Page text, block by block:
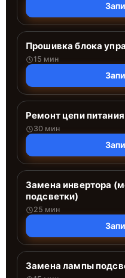
Прошивка блока
15 мин
Ремонт цепи питания
30 мин
Замена инвертора
подсветки)
25 мин
Замена лампы